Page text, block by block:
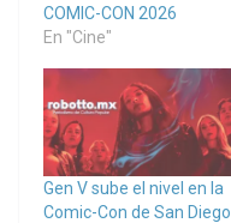
COMIC-CON 2026
En "Cine"
Gen V sube el nivel en la
Comic-Con de San Diego